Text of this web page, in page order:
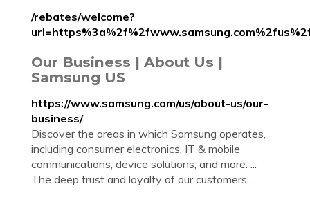
/rebates/welcome?
Our Business | About Us |
Samsung US
https://www.samsung.com/us/about-us/our-
business/
Discover the areas in which Samsung operates,
including consumer electronics, IT & mobile
communications, device solutions, and more. ...
The deep trust and loyalty of our customers …